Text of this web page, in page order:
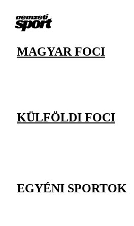
MAGYAR FOCI
KÜLFÖLDI FOCI
EGYÉNI SPORTOK